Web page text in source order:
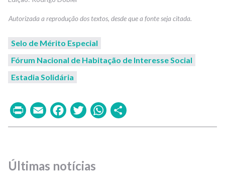
Selo de Mérito Especial
Fórum Nacional de Habitação de Interesse Social
Estadia Solidária
PrintEmailFacebook
TwitterWhatsApp
Últimas notícias